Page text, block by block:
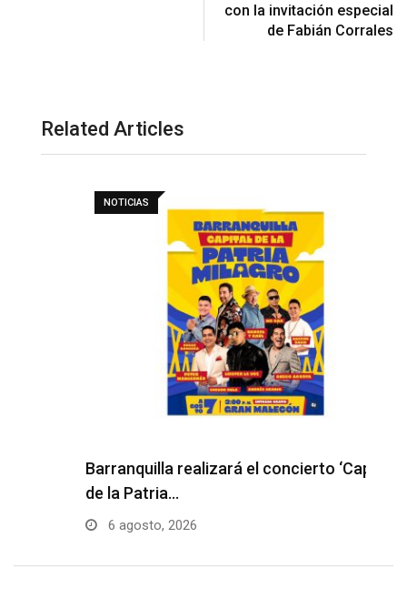
con la invitación especial
de Fabián Corrales
Related Articles
NOTICIAS
Barranquilla realizará el concierto ‘Capital
de la Patria…
6 agosto, 2026